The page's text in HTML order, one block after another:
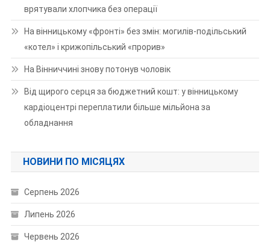
врятували хлопчика без операції
На вінницькому «фронті» без змін: могилів-подільський
«котел» і крижопільський «прорив»
На Вінниччині знову потонув чоловік
Від щирого серця за бюджетний кошт: у вінницькому
кардіоцентрі переплатили більше мільйона за
обладнання
НОВИНИ ПО МІСЯЦЯХ
Серпень 2026
Липень 2026
Червень 2026